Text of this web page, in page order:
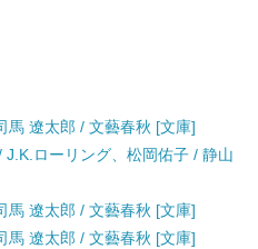
馬 遼太郎 / 文藝春秋 [文庫]
ローリング、松岡佑子 / 静山
馬 遼太郎 / 文藝春秋 [文庫]
馬 遼太郎 / 文藝春秋 [文庫]